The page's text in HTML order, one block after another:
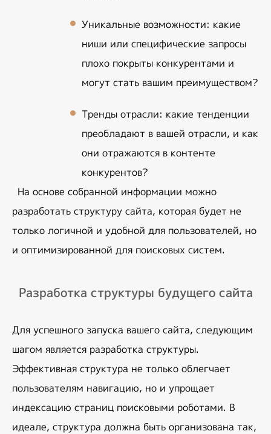
Уникальные возможности: какие
ниши или специфические запросы
плохо покрыты конкурентами и
могут стать вашим преимуществом?
Тренды отрасли: какие тенденции
преобладают в вашей отрасли, и как
они отражаются в контенте
конкурентов?
На основе собранной информации можно
разработать структуру сайта, которая будет не
только логичной и удобной для пользователей, но
и оптимизированной для поисковых систем.
Разработка структуры будущего сайта
Для успешного запуска вашего сайта, следующим
шагом является разработка структуры.
Эффективная структура не только облегчает
пользователям навигацию, но и упрощает
индексацию страниц поисковыми роботами. В
идеале, структура должна быть организована так,